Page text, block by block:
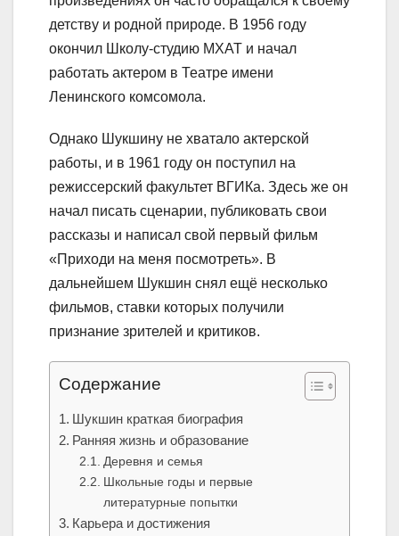
детству и родной природе. В 1956 году
окончил Школу-студию МХАТ и начал
работать актером в Театре имени
Ленинского комсомола.
Однако Шукшину не хватало актерской
работы, и в 1961 году он поступил на
режиссерский факультет ВГИКа. Здесь же он
начал писать сценарии, публиковать свои
рассказы и написал свой первый фильм
«Приходи на меня посмотреть». В
дальнейшем Шукшин снял ещё несколько
фильмов, ставки которых получили
признание зрителей и критиков.
Содержание
Шукшин краткая биография
Ранняя жизнь и образование
Деревня и семья
Школьные годы и первые
литературные попытки
Карьера и достижения